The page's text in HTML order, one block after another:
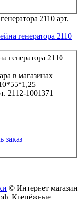
генератора 2110
в магазинах
генератора 2110 арт. 2112-1001371
заказ
© Интернет магазин
Крепёжные